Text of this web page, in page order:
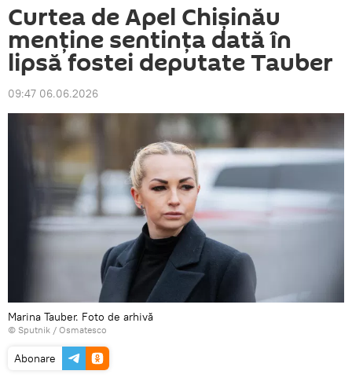
Curtea de Apel Chişinău
menţine sentinţa dată în
lipsă fostei deputate Tauber
09:47 06.06.2026
Marina Tauber. Foto de arhivă
© Sputnik / Osmatesco
Abonare